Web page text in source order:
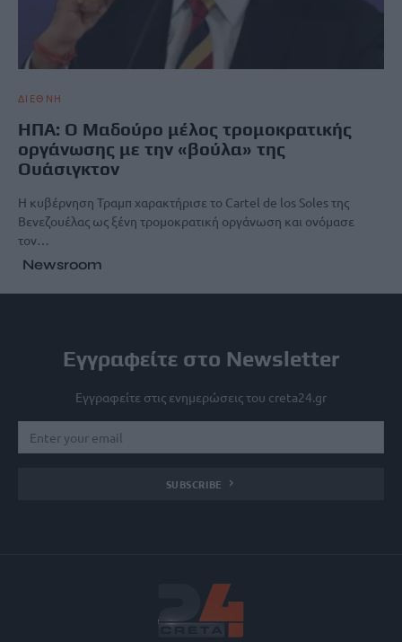
ΔΙΕΘΝΗ
ΗΠΑ: Ο Μαδούρο μέλος τρομοκρατικής
οργάνωσης με την «βούλα» της
Ουάσιγκτον
Η κυβέρνηση Τραμπ χαρακτήρισε το Cartel de los Soles της
Βενεζουέλας ως ξένη τρομοκρατική οργάνωση και ονόμασε
τον…
Newsroom
Εγγραφείτε στο Newsletter
Εγγραφείτε στις ενημερώσεις του creta24.gr
SUBSCRIBE